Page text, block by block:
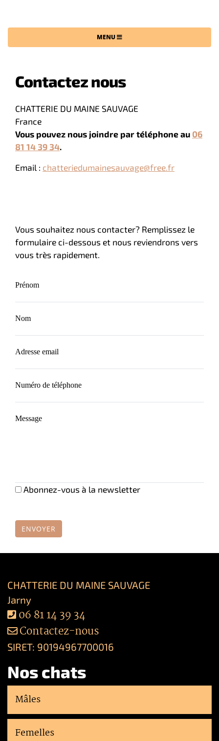
MENU
Contactez nous
CHATTERIE DU MAINE SAUVAGE
France
Vous pouvez nous joindre par téléphone au 06
81 14 39 34.
Email : chatteriedumainesauvage@free.fr
Vous souhaitez nous contacter? Remplissez le
formulaire ci-dessous et nous reviendrons vers
vous très rapidement.
Abonnez-vous à la newsletter
ENVOYER
CHATTERIE DU MAINE SAUVAGE
Jarny
06 81 14 39 34
Contactez-nous
SIRET: 90194967700016
Nos chats
Mâles
Femelles